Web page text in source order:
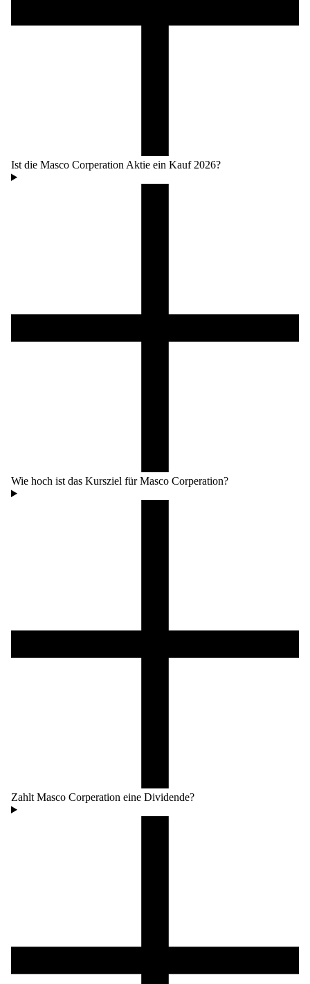
Ist die Masco Corperation Aktie ein Kauf 2026?
Wie hoch ist das Kursziel für Masco Corperation?
Zahlt Masco Corperation eine Dividende?